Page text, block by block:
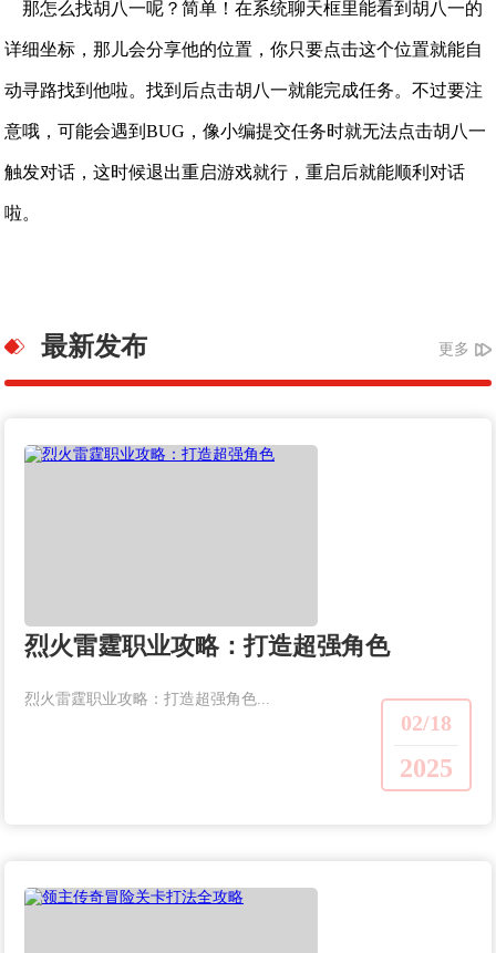
那怎么找胡八一呢？简单！在系统聊天框里能看到胡八一的
详细坐标，那儿会分享他的位置，你只要点击这个位置就能自
动寻路找到他啦。找到后点击胡八一就能完成任务。不过要注
意哦，可能会遇到BUG，像小编提交任务时就无法点击胡八一
触发对话，这时候退出重启游戏就行，重启后就能顺利对话
啦。
最新发布 更多
烈火雷霆职业攻略：打造超强角色
02/18
2025
烈火雷霆职业攻略：打造超强角色...